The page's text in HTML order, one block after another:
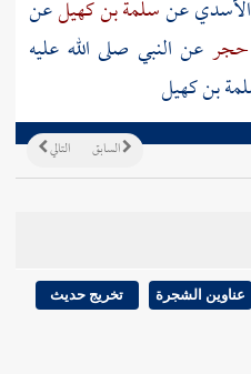
عنسلمة بن كهيلعن
عن النبي صلى الله عليه
بن كهيل
التالي السابق
عناوين الشجرة تخريج حديث